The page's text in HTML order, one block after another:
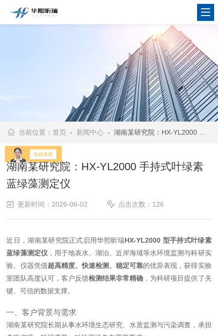
当前位置：首页 - 新闻中心 - 湖南某研究院：HX‑YL2000 手持式叶绿素蓝绿藻测定仪
湖南某研究院：HX‑YL2000 手持式叶绿素
蓝绿藻测定仪
更新时间：2026-06-02 点击次数：126
近日，湖南某研究院正式启用华熙昕瑞HX‑YL2000 型手持式叶绿素
蓝绿藻测定仪，用于地表水、湖泊、近岸海域等水环境监测与科研实
验。仪器凭借超高精度、快速检测、稳定可靠的优异表现，获得实验
室团队高度认可，客户反馈检测结果非常精确 ，为科研项目提供了关
键、可信的数据支撑。
一、客户背景与需求
湖南某研究院长期从事水环境生态研究、水质监测与污染调查，承担